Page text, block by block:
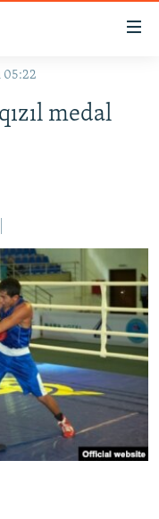
05:22
medal